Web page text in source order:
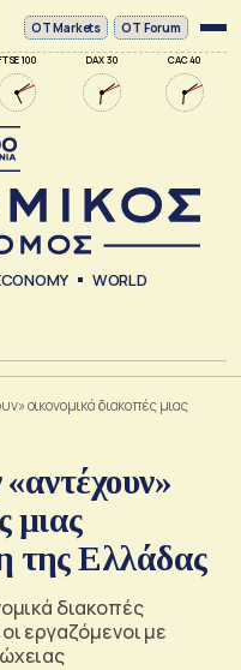
100 DAX 30 CAC 40
ΟΤ Markets OT Forum
WORLD
οικονομικά διακοπές μιας
μιας
της Ελλάδας
διακοπές
εργαζόμενοι με